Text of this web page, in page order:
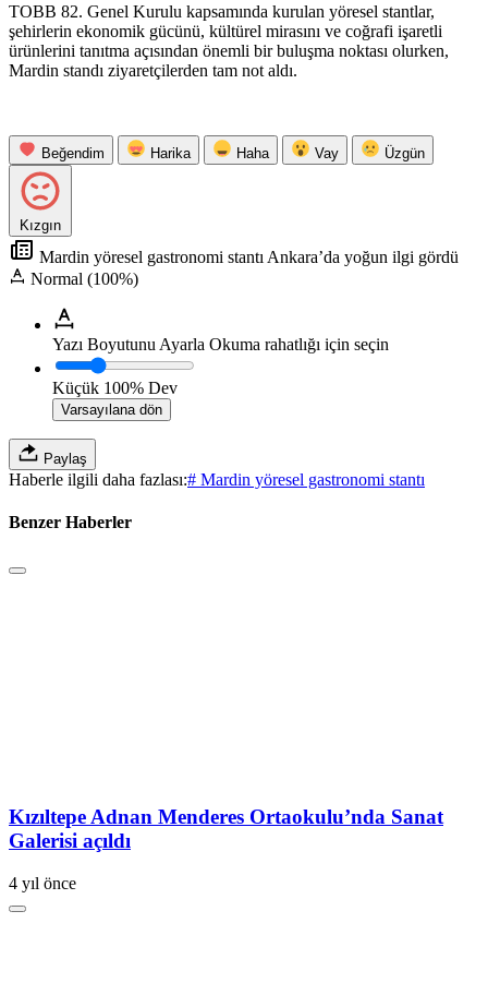
TOBB 82. Genel Kurulu kapsamında kurulan yöresel stantlar,
şehirlerin ekonomik gücünü, kültürel mirasını ve coğrafi işaretli
ürünlerini tanıtma açısından önemli bir buluşma noktası olurken,
Mardin standı ziyaretçilerden tam not aldı.
Beğendim Harika Haha Vay Üzgün
Kızgın
Mardin yöresel gastronomi stantı Ankara’da yoğun ilgi gördü
Normal (100%)
Yazı Boyutunu Ayarla Okuma rahatlığı için seçin
Küçük 100% Dev
Varsayılana dön
Paylaş
Haberle ilgili daha fazlası:# Mardin yöresel gastronomi stantı
Benzer Haberler
Kızıltepe Adnan Menderes Ortaokulu’nda Sanat
Galerisi açıldı
4 yıl önce